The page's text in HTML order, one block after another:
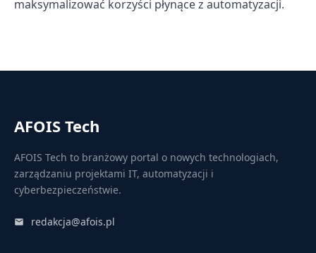
maksymalizować korzyści płynące z automatyzacji.
AFOIS Tech
AFOIS Tech to branżowy portal o nowych technologiach,
zarządzaniu projektami IT, automatyzacji i
cyberbezpieczeństwie.
redakcja@afois.pl